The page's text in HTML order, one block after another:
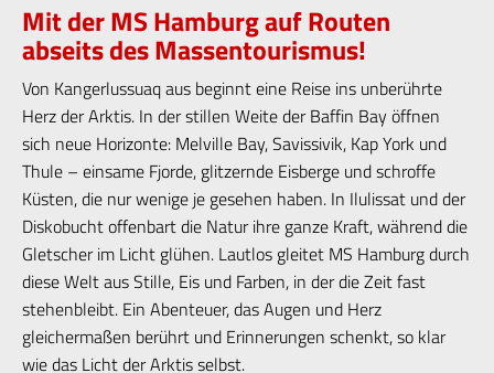
Mit der MS Hamburg auf Routen
abseits des Massentourismus!
Von Kangerlussuaq aus beginnt eine Reise ins unberührte
Herz der Arktis. In der stillen Weite der Baffin Bay öffnen
sich neue Horizonte: Melville Bay, Savissivik, Kap York und
Thule – einsame Fjorde, glitzernde Eisberge und schroffe
Küsten, die nur wenige je gesehen haben. In Ilulissat und der
Diskobucht offenbart die Natur ihre ganze Kraft, während die
Gletscher im Licht glühen. Lautlos gleitet MS Hamburg durch
diese Welt aus Stille, Eis und Farben, in der die Zeit fast
stehenbleibt. Ein Abenteuer, das Augen und Herz
gleichermaßen berührt und Erinnerungen schenkt, so klar
wie das Licht der Arktis selbst.